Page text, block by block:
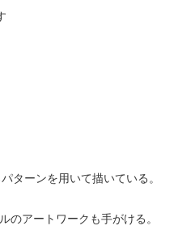
ターンを用いて描いている。
のアートワークも手がける。